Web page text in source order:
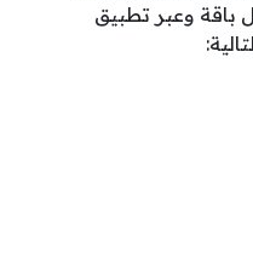
باقة وعبر تطبيق